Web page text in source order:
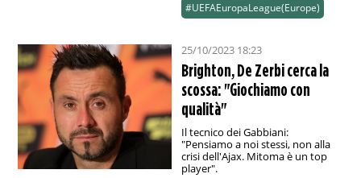
#UEFAEuropaLeague(Europe)
25/10/2023 18:23
Brighton, De Zerbi cerca la
scossa: "Giochiamo con
qualità"
Il tecnico dei Gabbiani:
"Pensiamo a noi stessi, non alla
crisi dell'Ajax. Mitoma è un top
player".